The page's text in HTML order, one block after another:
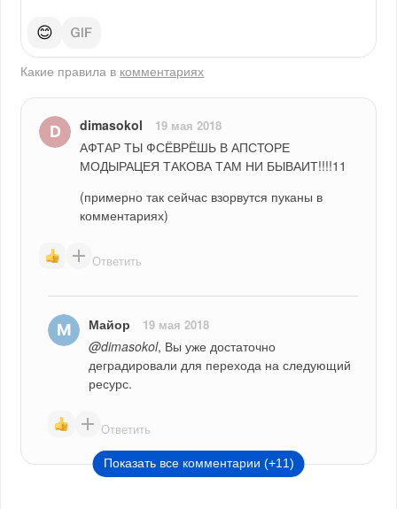
😊
Какие правила в комментариях
dimasokol 19 мая 2018
АФТАР ТЫ ФСЁВРЁШЬ В АПСТОРЕ
МОДЫРАЦЕЯ ТАКОВА ТАМ НИ БЫВАИТ!!!!11
(примерно так сейчас взорвутся пуканы в
комментариях)
Ответить
Майор 19 мая 2018
@dimasokol, Вы уже достаточно
деградировали для перехода на следующий
ресурс.
Ответить
Показать все комментарии (+11)